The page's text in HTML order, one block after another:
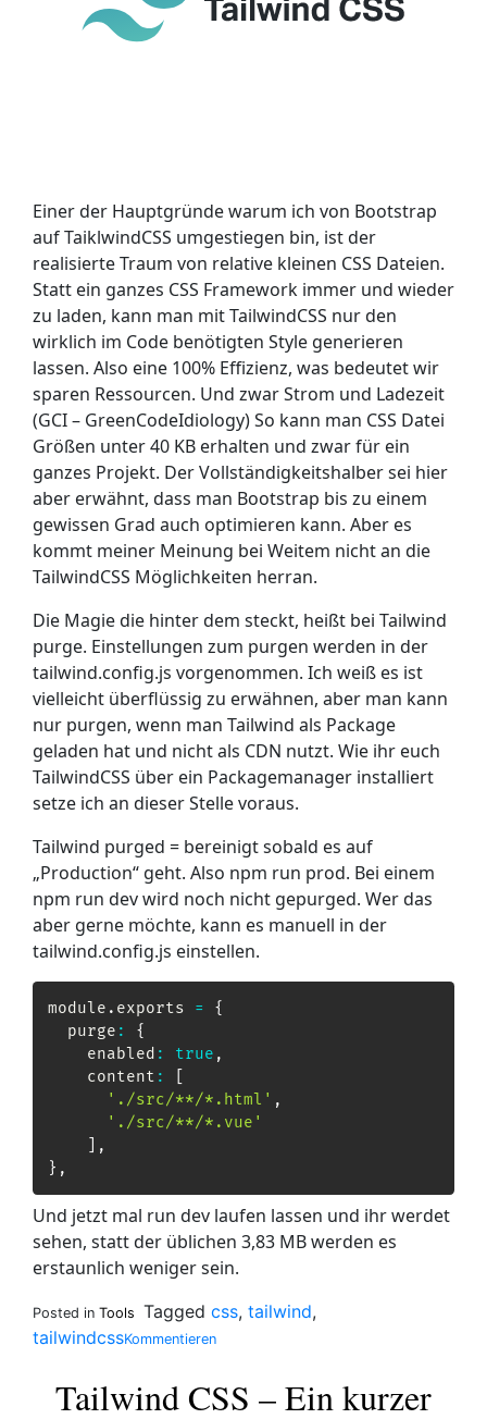
Einer der Hauptgründe warum ich von Bootstrap
auf TaiklwindCSS umgestiegen bin, ist der
realisierte Traum von relative kleinen CSS Dateien.
Statt ein ganzes CSS Framework immer und wieder
zu laden, kann man mit TailwindCSS nur den
wirklich im Code benötigten Style generieren
lassen. Also eine 100% Effizienz, was bedeutet wir
sparen Ressourcen. Und zwar Strom und Ladezeit
(GCI – GreenCodeIdiology) So kann man CSS Datei
Größen unter 40 KB erhalten und zwar für ein
ganzes Projekt. Der Vollständigkeitshalber sei hier
aber erwähnt, dass man Bootstrap bis zu einem
gewissen Grad auch optimieren kann. Aber es
kommt meiner Meinung bei Weitem nicht an die
TailwindCSS Möglichkeiten herran.
Die Magie die hinter dem steckt, heißt bei Tailwind
purge. Einstellungen zum purgen werden in der
tailwind.config.js vorgenommen. Ich weiß es ist
vielleicht überflüssig zu erwähnen, aber man kann
nur purgen, wenn man Tailwind als Package
geladen hat und nicht als CDN nutzt. Wie ihr euch
TailwindCSS über ein Packagemanager installiert
setze ich an dieser Stelle voraus.
Tailwind purged = bereinigt sobald es auf
„Production“ geht. Also npm run prod. Bei einem
npm run dev wird noch nicht gepurged. Wer das
aber gerne möchte, kann es manuell in der
tailwind.config.js einstellen.
module . exports =
{
  purge
:
{
    enabled
: true ,
    content
:
'./src/**/*.html' ,
'./src/**/*.vue'
,
} ,
Und jetzt mal run dev laufen lassen und ihr werdet
sehen, statt der üblichen 3,83 MB werden es
erstaunlich weniger sein.
Posted in Tools Tagged css, tailwind,
tailwindcssKommentieren
unter
Tailwind CSS – Ein kurzer